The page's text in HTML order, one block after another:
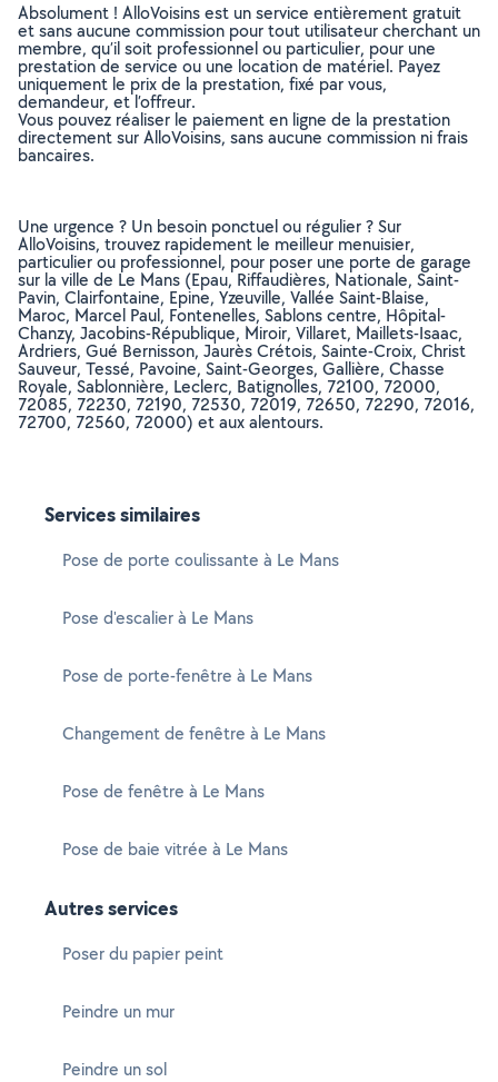
Absolument ! AlloVoisins est un service entièrement gratuit
et sans aucune commission pour tout utilisateur cherchant un
membre, qu’il soit professionnel ou particulier, pour une
prestation de service ou une location de matériel. Payez
uniquement le prix de la prestation, fixé par vous,
demandeur, et l’offreur.
Vous pouvez réaliser le paiement en ligne de la prestation
directement sur AlloVoisins, sans aucune commission ni frais
bancaires.
Une urgence ? Un besoin ponctuel ou régulier ? Sur
AlloVoisins, trouvez rapidement le meilleur menuisier,
particulier ou professionnel, pour poser une porte de garage
sur la ville de Le Mans (Epau, Riffaudières, Nationale, Saint-
Pavin, Clairfontaine, Epine, Yzeuville, Vallée Saint-Blaise,
Maroc, Marcel Paul, Fontenelles, Sablons centre, Hôpital-
Chanzy, Jacobins-République, Miroir, Villaret, Maillets-Isaac,
Ardriers, Gué Bernisson, Jaurès Crétois, Sainte-Croix, Christ
Sauveur, Tessé, Pavoine, Saint-Georges, Gallière, Chasse
Royale, Sablonnière, Leclerc, Batignolles, 72100, 72000,
72085, 72230, 72190, 72530, 72019, 72650, 72290, 72016,
72700, 72560, 72000) et aux alentours.
Services similaires
Pose de porte coulissante à Le Mans
Pose d'escalier à Le Mans
Pose de porte-fenêtre à Le Mans
Changement de fenêtre à Le Mans
Pose de fenêtre à Le Mans
Pose de baie vitrée à Le Mans
Autres services
Poser du papier peint
Peindre un mur
Peindre un sol